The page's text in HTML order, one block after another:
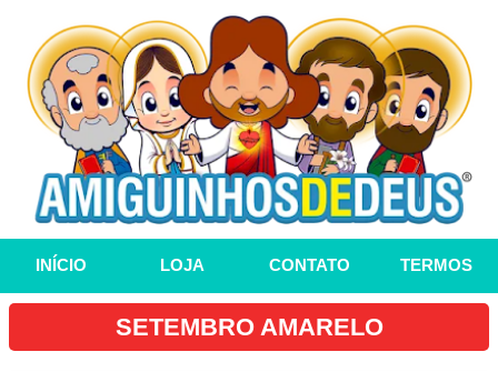
INÍCIO LOJA CONTATO TERMOS
SETEMBRO AMARELO